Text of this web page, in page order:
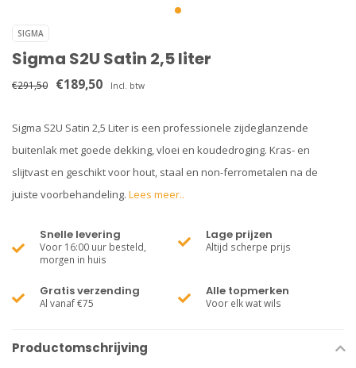
SIGMA
Sigma S2U Satin 2,5 liter
€291,50 €189,50 Incl. btw
Sigma S2U Satin 2,5 Liter is een professionele zijdeglanzende
buitenlak met goede dekking, vloei en koudedroging. Kras- en
slijtvast en geschikt voor hout, staal en non-ferrometalen na de
juiste voorbehandeling. Lees meer..
Snelle levering
Voor 16:00 uur besteld,
morgen in huis
Lage prijzen
Altijd scherpe prijs
Gratis verzending
Al vanaf €75
Alle topmerken
Voor elk wat wils
Productomschrijving